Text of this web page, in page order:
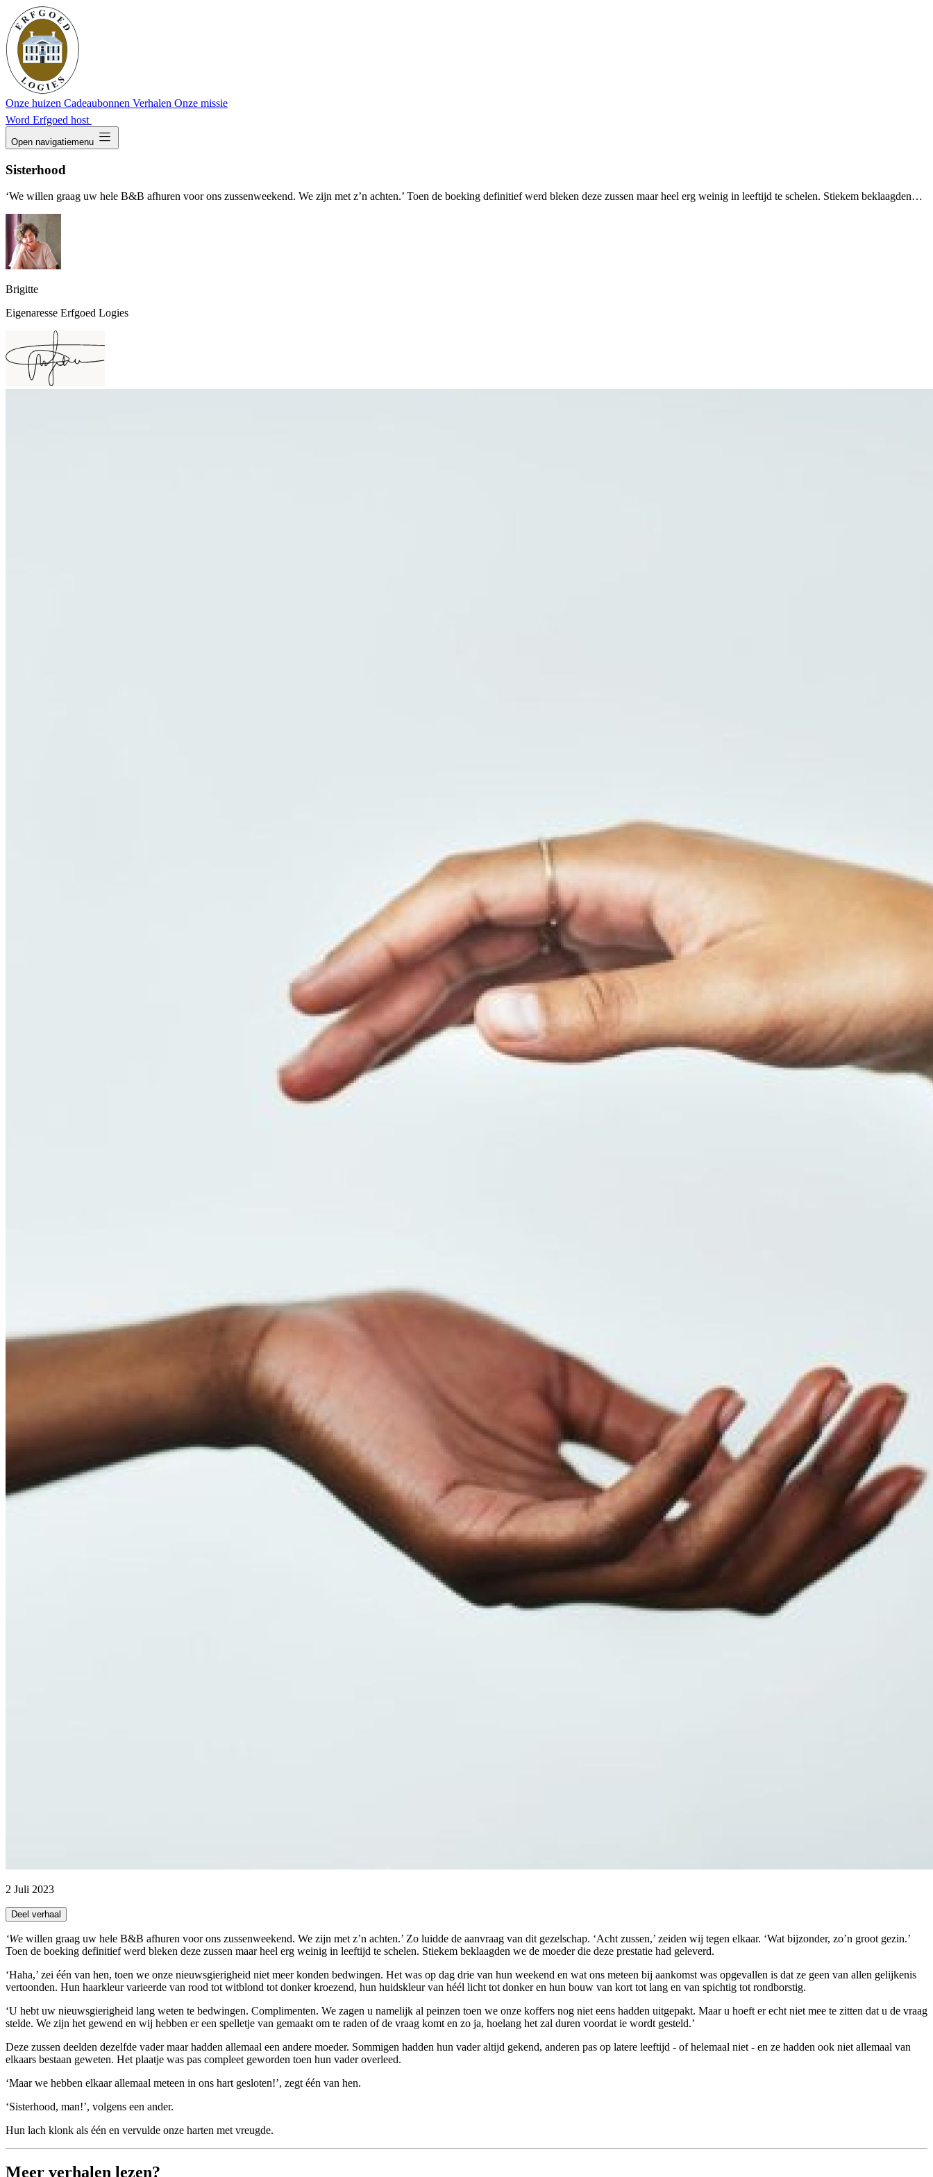
Onze huizen Cadeaubonnen Verhalen Onze missie
Word Erfgoed host
Open navigatiemenu dehaze
Sisterhood
‘We willen graag uw hele B&B afhuren voor ons zussenweekend. We zijn met z’n achten.’ Toen de boeking definitief werd bleken deze zussen maar heel erg weinig in leeftijd te schelen. Stiekem beklaagden…
Brigitte
Eigenaresse Erfgoed Logies
2 Juli 2023
Deel verhaal
‘We willen graag uw hele B&B afhuren voor ons zussenweekend. We zijn met z’n achten.’ Zo luidde de aanvraag van dit gezelschap. ‘Acht zussen,’ zeiden wij tegen elkaar. ‘Wat bijzonder, zo’n groot gezin.’
Toen de boeking definitief werd bleken deze zussen maar heel erg weinig in leeftijd te schelen. Stiekem beklaagden we de moeder die deze prestatie had geleverd.
‘Haha,’ zei één van hen, toen we onze nieuwsgierigheid niet meer konden bedwingen. Het was op dag drie van hun weekend en wat ons meteen bij aankomst was opgevallen is dat ze geen van allen gelijkenis
vertoonden. Hun haarkleur varieerde van rood tot witblond tot donker kroezend, hun huidskleur van héél licht tot donker en hun bouw van kort tot lang en van spichtig tot rondborstig.
‘U hebt uw nieuwsgierigheid lang weten te bedwingen. Complimenten. We zagen u namelijk al peinzen toen we onze koffers nog niet eens hadden uitgepakt. Maar u hoeft er echt niet mee te zitten dat u de vraag
stelde. We zijn het gewend en wij hebben er een spelletje van gemaakt om te raden of de vraag komt en zo ja, hoelang het zal duren voordat ie wordt gesteld.’
Deze zussen deelden dezelfde vader maar hadden allemaal een andere moeder. Sommigen hadden hun vader altijd gekend, anderen pas op latere leeftijd - of helemaal niet - en ze hadden ook niet allemaal van
elkaars bestaan geweten. Het plaatje was pas compleet geworden toen hun vader overleed.
‘Maar we hebben elkaar allemaal meteen in ons hart gesloten!’, zegt één van hen.
‘Sisterhood, man!’, volgens een ander.
Hun lach klonk als één en vervulde onze harten met vreugde.
Meer verhalen lezen?